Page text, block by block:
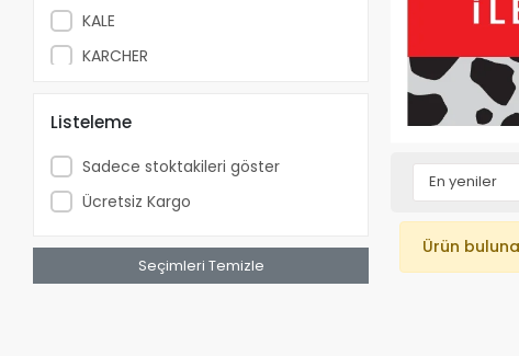
KALE
KARCHER
TEKA
WURTH
Listeleme
Sadece stoktakileri göster
Ücretsiz Kargo
Seçimleri Temizle
Ürün